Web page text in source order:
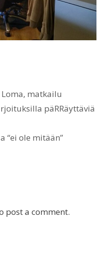
Loma, matkailu
päRRäyttäviä
“ei ole mitään”
post a comment.